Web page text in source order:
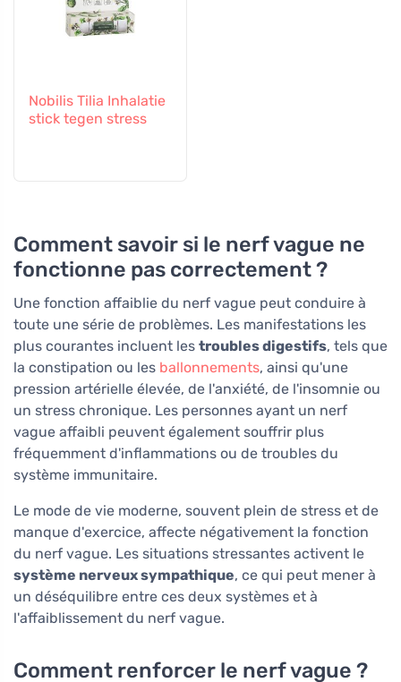
Nobilis Tilia Inhalatie
stick tegen stress
Comment savoir si le nerf vague ne
fonctionne pas correctement ?
Une fonction affaiblie du nerf vague peut conduire à
toute une série de problèmes. Les manifestations les
plus courantes incluent les troubles digestifs, tels que
la constipation ou les ballonnements, ainsi qu'une
pression artérielle élevée, de l'anxiété, de l'insomnie ou
un stress chronique. Les personnes ayant un nerf
vague affaibli peuvent également souffrir plus
fréquemment d'inflammations ou de troubles du
système immunitaire.
Le mode de vie moderne, souvent plein de stress et de
manque d'exercice, affecte négativement la fonction
du nerf vague. Les situations stressantes activent le
système nerveux sympathique, ce qui peut mener à
un déséquilibre entre ces deux systèmes et à
l'affaiblissement du nerf vague.
Comment renforcer le nerf vague ?